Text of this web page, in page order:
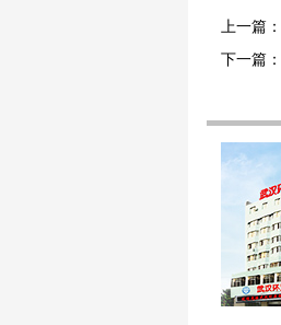
上一篇：
下一篇：